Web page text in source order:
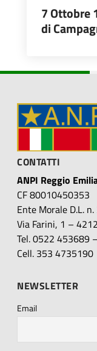
7 Ottobre
di
CONTATTI
ANPI Reggio
CF 80010450353
Ente Morale D.L.
Via Farini, 1 –
Tel. 0522 453689
Cell. 353 4735190
NEWSLETTER
Email